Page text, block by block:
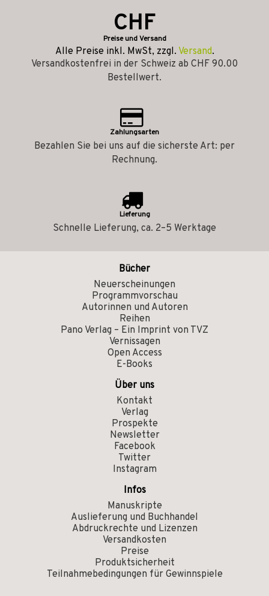
CHF
Preise und Versand
Alle Preise inkl. MwSt, zzgl. Versand.
Versandkostenfrei in der Schweiz ab CHF 90.00
Bestellwert.
Zahlungsarten
Bezahlen Sie bei uns auf die sicherste Art: per
Rechnung.
Lieferung
Schnelle Lieferung, ca. 2–5 Werktage
Bücher
Neuerscheinungen
Programmvorschau
Autorinnen und Autoren
Reihen
Pano Verlag – Ein Imprint von TVZ
Vernissagen
Open Access
E-Books
Über uns
Kontakt
Verlag
Prospekte
Newsletter
Facebook
Twitter
Instagram
Infos
Manuskripte
Auslieferung und Buchhandel
Abdruckrechte und Lizenzen
Versandkosten
Preise
Produktsicherheit
Teilnahmebedingungen für Gewinnspiele